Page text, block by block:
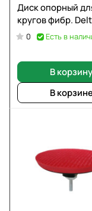
Диск опорный
кругов фибр.
0 Есть в
В корзину
В